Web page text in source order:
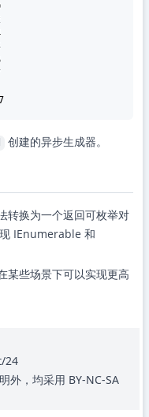
创建的异步生成器。
转换为一个返回可枚举对
IEnumerable 和
某些场景下可以实现更高
24
外，均采用 BY-NC-SA